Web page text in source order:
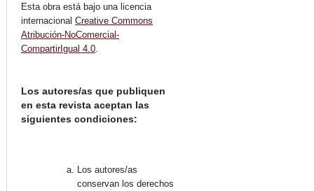
Esta obra está bajo una licencia
internacional Creative Commons
Atribución-NoComercial-
CompartirIgual 4.0
Los autores/as que publiquen
en esta revista aceptan las
siguientes condiciones:
Los autores/as
conservan los derechos